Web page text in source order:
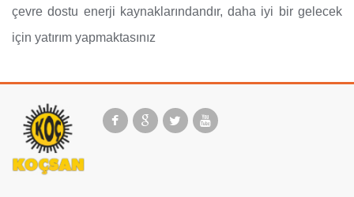
çevre dostu enerji kaynaklarındandır, daha iyi bir gelecek
için yatırım yapmaktasınız